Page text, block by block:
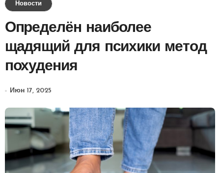
Новости
Определён наиболее
щадящий для психики метод
похудения
Июн 17, 2025